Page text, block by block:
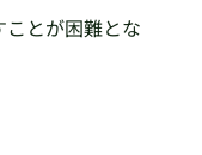
とが困難とな